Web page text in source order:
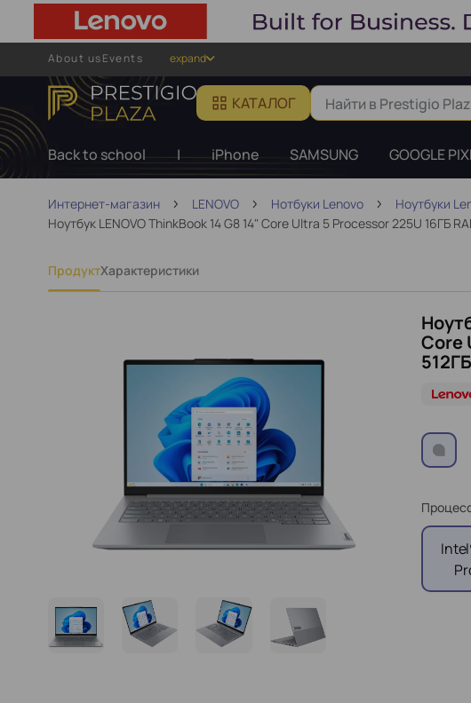
About usEvents expand
КАТАЛОГ
Back to school | iPhone SAMSUNG GOOGLE
Интернет-магазин LENOVO Нотбуки Lenovo
Ноутбуки
Ноутбук LENOVO ThinkBook 14 G8 14" Core Ultra 5 Processor 225U 16ГБ
ПродуктХарактеристики
Core